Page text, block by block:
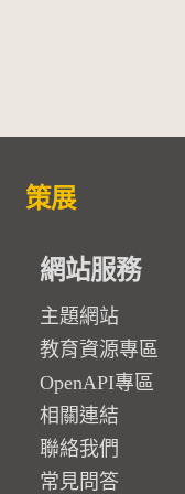
策展
網站服務
主題網站
教育資源專區
OpenAPI專區
相關連結
聯絡我們
常見問答